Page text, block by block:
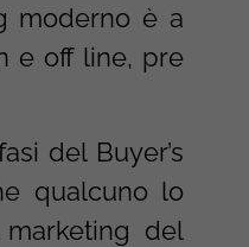
moderno è a
e off line, pre
del Buyer’s
qualcuno lo
del